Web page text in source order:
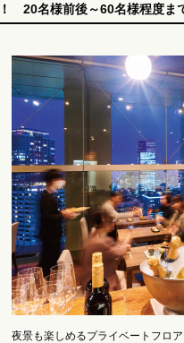
20名様前後～60名様程度ま
夜景も楽しめるプライベートフロ